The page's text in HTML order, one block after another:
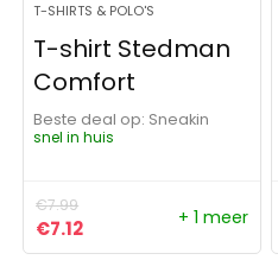
T-SHIRTS & POLO'S
T-shirt Stedman
Comfort
Beste deal op:
Sneakin
snel in huis
€7.99
Oorspronkelijke prijs was:
€7.12Huidige prijs is: €7.12.
+ 1 meer